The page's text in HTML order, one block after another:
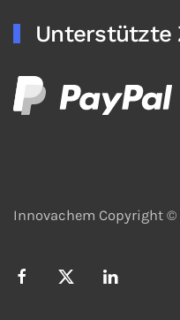
Unterstützte
Innovachem Copyright ©